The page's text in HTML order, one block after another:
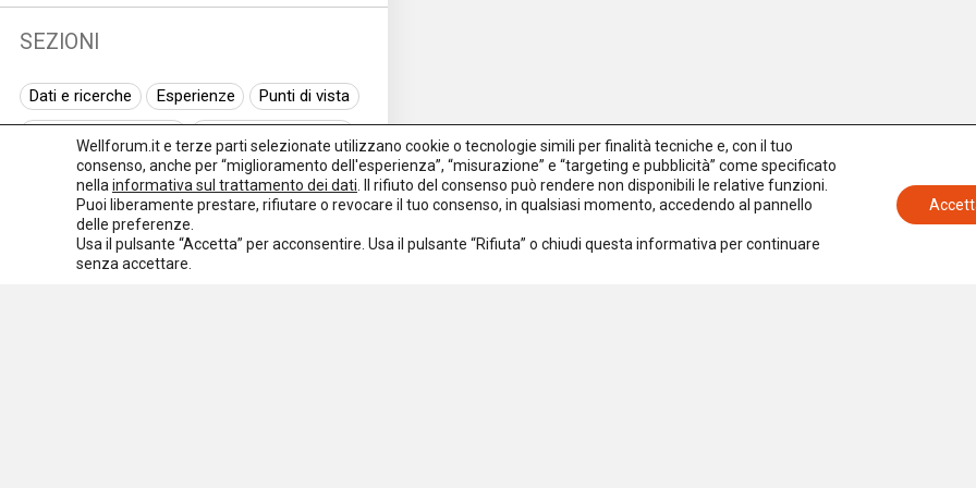
SEZIONI
Dati e ricerche Esperienze
Punti di vista
Normativa europea
Rassegna normativa
I seminari di Welforum
Eventi
Spazio ai promotori
Wellforum.it e terze parti selezionate utilizzano cookie o tecnologie simili per finalità tecniche e, con il tuo
consenso, anche per “miglioramento dell'esperienza”, “misurazione” e “targeting e pubblicità” come specificato
nella informativa sul trattamento dei dati . Il rifiuto del consenso può rendere non disponibili le relative funzioni.
Puoi liberamente prestare, rifiutare o revocare il tuo consenso, in qualsiasi momento, accedendo al pannello
delle preferenze.
Usa il pulsante “Accetta” per acconsentire. Usa il pulsante “Rifiuta” o chiudi questa informativa per continuare
senza accettare.